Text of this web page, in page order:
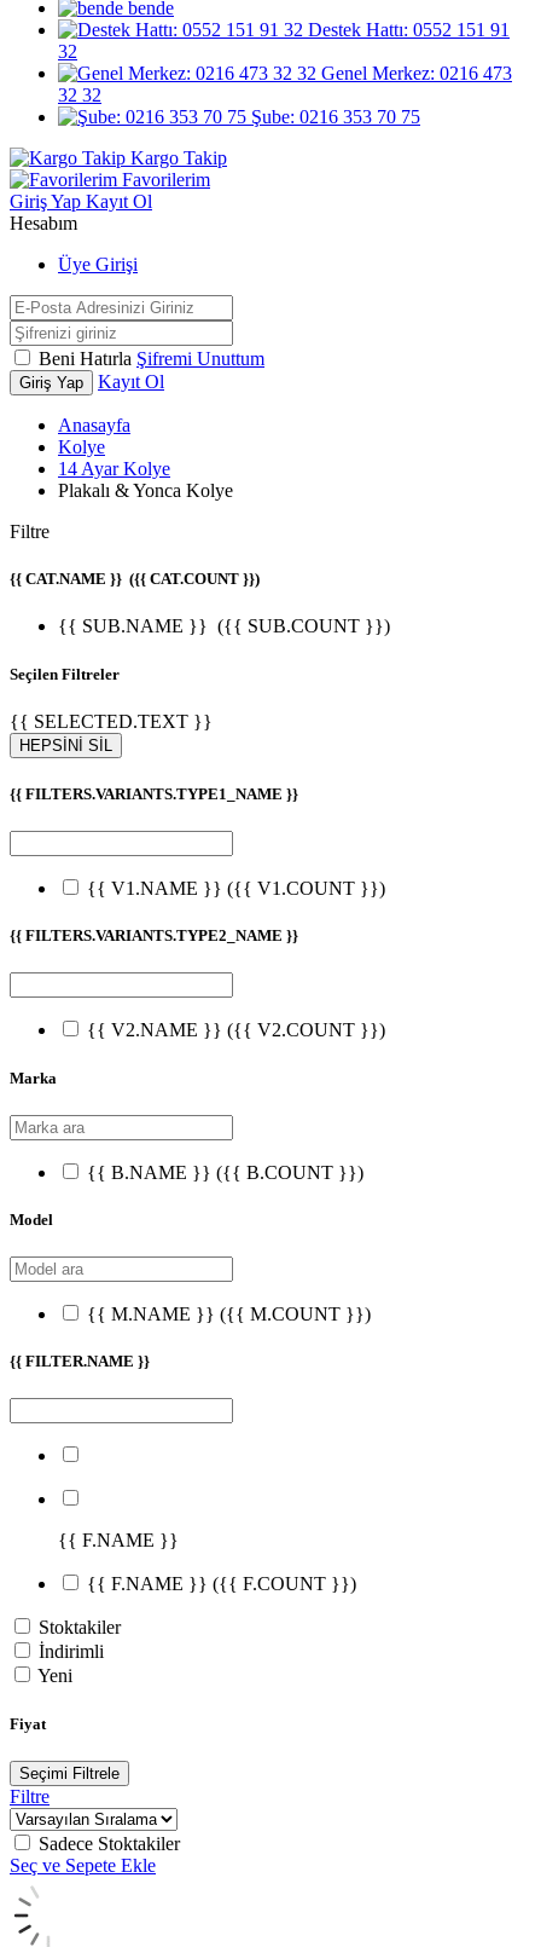
bende
Destek Hattı: 0552 151 91
32
Genel Merkez: 0216 473
32 32
Şube: 0216 353 70 75
Kargo Takip
Favorilerim
Giriş Yap Kayıt Ol
Hesabım
Üye Girişi
Beni Hatırla Şifremi Unuttum
Giriş Yap Kayıt Ol
Anasayfa
Kolye
14 Ayar Kolye
Plakalı & Yonca Kolye
Filtre
{{ CAT.NAME }} ({{ CAT.COUNT }})
{{ SUB.NAME }} ({{ SUB.COUNT }})
Seçilen Filtreler
{{ SELECTED.TEXT }}
HEPSİNİ SİL
{{ FILTERS.VARIANTS.TYPE1_NAME }}
{{ V1.NAME }} ({{ V1.COUNT }})
{{ FILTERS.VARIANTS.TYPE2_NAME }}
{{ V2.NAME }} ({{ V2.COUNT }})
Marka
{{ B.NAME }} ({{ B.COUNT }})
Model
{{ M.NAME }} ({{ M.COUNT }})
{{ FILTER.NAME }}
{{ F.NAME }}
{{ F.NAME }} ({{ F.COUNT }})
Stoktakiler
İndirimli
Yeni
Fiyat
Seçimi Filtrele
Filtre
Sadece Stoktakiler
Seç ve Sepete Ekle